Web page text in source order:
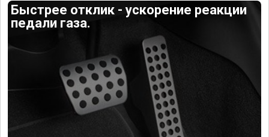
Быстрее отклик - ускорение реакции
педали газа.